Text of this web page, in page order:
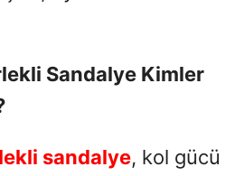
Sandalye Kimler
sandalye, kol gücü